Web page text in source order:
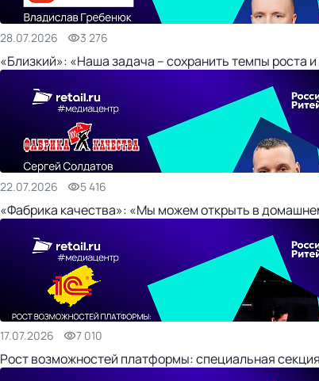
28.07.2026 3 276
«Близкий»: «Наша задача – сохранить темпы роста
22.07.2026 5 416
«Фабрика качества»: «Мы можем открыть в
17.07.2026 7 010
Рост возможностей платформы: специальная